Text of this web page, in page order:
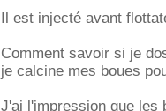
Il est injecté avant
Comment savoir si je
je calcine mes boues
J'ai l'impression que les